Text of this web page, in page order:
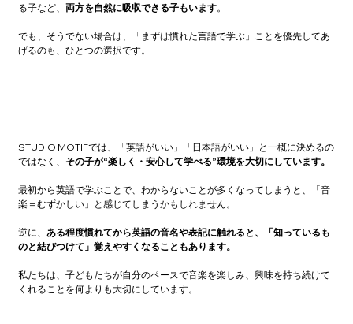
る子など、 両方を自然に吸収できる子もいます。
でも、そうでない場合は、「まずは慣れた言語で学ぶ」ことを優先してあ
げるのも、ひとつの選択です。
STUDIO MOTIFでは、「英語がいい」「日本語がいい」と一概に決めるの
ではなく、 その子が“楽しく・安心して学べる”環境を大切にしています。
最初から英語で学ぶことで、わからないことが多くなってしまうと、「音
楽＝むずかしい」と感じてしまうかもしれません。
逆に、 ある程度慣れてから英語の音名や表記に触れると、「知っているも
のと結びつけて」覚えやすくなることもあります。
私たちは、子どもたちが自分のペースで音楽を楽しみ、興味を持ち続けて
くれることを何よりも大切にしています。